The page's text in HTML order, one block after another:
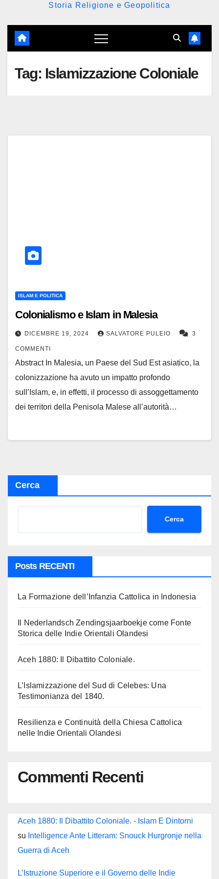
Storia Religione e Geopolitica
Tag: Islamizzazione Coloniale
ISLAM E POLITICA
Colonialismo e Islam in Malesia
DICEMBRE 19, 2024 SALVATORE PULEIO 3
COMMENTI
Abstract In Malesia, un Paese del Sud Est asiatico, la
colonizzazione ha avuto un impatto profondo
sull’Islam, e, in effetti, il processo di assoggettamento
dei territori della Penisola Malese all’autorità…
Cerca
Cerca
Posts RECENTI
La Formazione dell’Infanzia Cattolica in Indonesia
Il Nederlandsch Zendingsjaarboekje come Fonte
Storica delle Indie Orientali Olandesi
Aceh 1880: Il Dibattito Coloniale.
L’Islamizzazione del Sud di Celebes: Una
Testimonianza del 1840.
Resilienza e Continuità della Chiesa Cattolica
nelle Indie Orientali Olandesi
Commenti Recenti
Aceh 1880: Il Dibattito Coloniale. - Islam E Dintorni
su Intelligence Ante Litteram: Snouck Hurgronje nella
Guerra di Aceh
L’Istruzione Superiore e il Governo delle Indie